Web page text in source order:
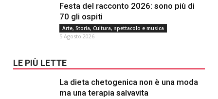
Festa del racconto 2026: sono più di
70 gli ospiti
Arte, Storia, Cultura, spettacolo e musica
5 Agosto 2026
LE PIÙ LETTE
La dieta chetogenica non è una moda
ma una terapia salvavita